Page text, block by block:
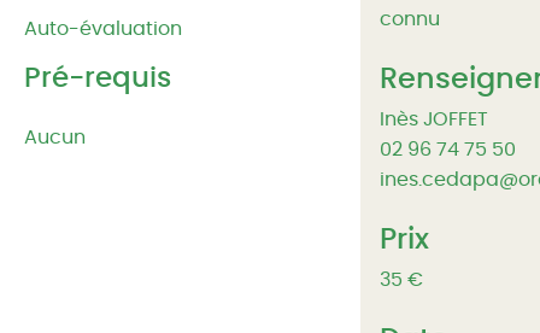
Auto-évaluation
Pré-requis
Aucun
connu
Inès JOFFET
02 96 74 75 50
Prix
35 €